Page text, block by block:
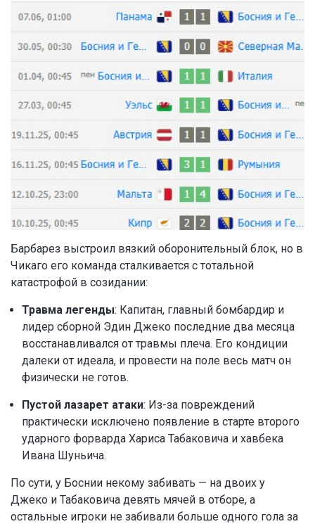
Барбарез выстроил вязкий оборонительный блок, но в
Чикаго его команда сталкивается с тотальной
катастрофой в созидании:
Травма легенды: Капитан, главный бомбардир и
лидер сборной Эдин Джеко последние два месяца
восстанавливался от травмы плеча. Его кондиции
далеки от идеала, и провести на поле весь матч он
физически не готов.
Пустой лазарет атаки: Из-за повреждений
практически исключено появление в старте второго
ударного форварда Хариса Табаковича и хавбека
Ивана Шуньича.
По сути, у Боснии некому забивать — на двоих у
Джеко и Табаковича девять мячей в отборе, а
остальные игроки не забивали больше одного гола за